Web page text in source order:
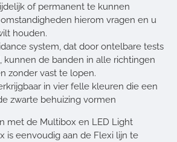
of permanent te kunnen
hierom vragen en u
houden.
system, dat door ontelbare tests
kunnen de banden in alle richtingen
zonder vast te lopen.
in vier felle kleuren die een
zwarte behuizing vormen
met de Multibox en LED Light
is eenvoudig aan de Flexi lijn te